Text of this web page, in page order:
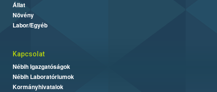
Állat
Növény
Labor/Egyéb
Kapcsolat
Nébih Igazgatóságok
Nébih Laboratóriumok
Kormányhivatalok